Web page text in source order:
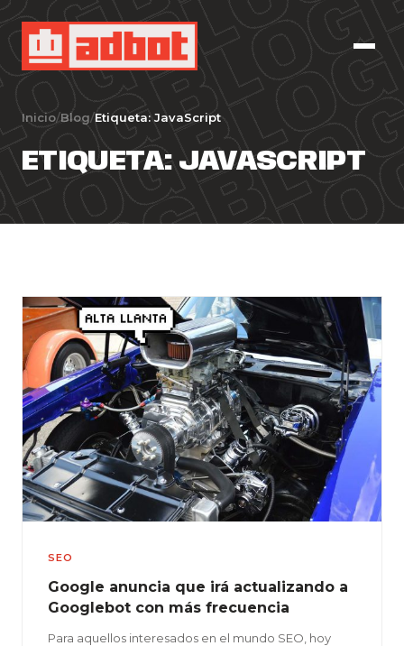
Inicio/Blog/Etiqueta: JavaScript
ETIQUETA: JAVASCRIPT
SEO
Google anuncia que irá actualizando a
Googlebot con más frecuencia
Para aquellos interesados en el mundo SEO, hoy